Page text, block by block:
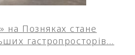
на Позняках стане
гастропросторів…